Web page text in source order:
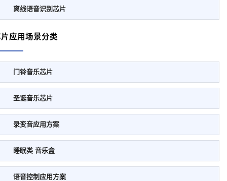
离线语音识别芯片
应用场景分类
门铃音乐芯片
圣诞音乐芯片
录变音应用方案
睡眠类 音乐盒
语音控制应用方案